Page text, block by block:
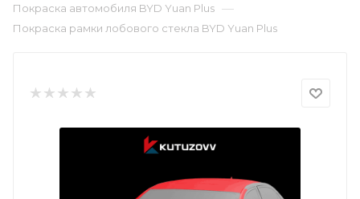
Покраска автомобиля BYD Yuan Plus —
Покраска рамки лобового стекла BYD Yuan Plus